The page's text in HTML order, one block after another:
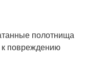
полотнища
к повреждению